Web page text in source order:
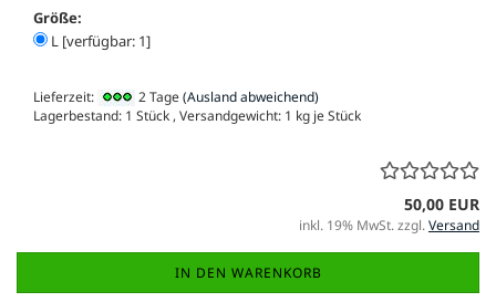
Größe:
L [verfügbar: 1]
Lieferzeit: 2 Tage(Ausland abweichend)
Lagerbestand: 1 Stück , Versandgewicht: 1 kg je Stück
50,00 EUR
inkl. 19% MwSt. zzgl.Versand
IN DEN WARENKORB